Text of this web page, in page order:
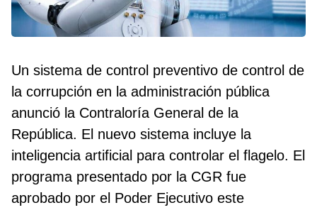
Un sistema de control preventivo de control de
la corrupción en la administración pública
anunció la Contraloría General de la
República. El nuevo sistema incluye la
inteligencia artificial para controlar el flagelo. El
programa presentado por la CGR fue
aprobado por el Poder Ejecutivo este